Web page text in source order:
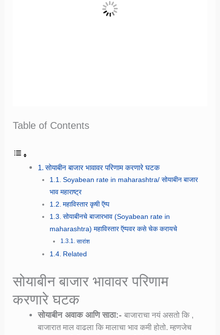
Table of Contents
सोयाबीन बाजार भावावर परिणाम करणारे घटक
Soyabean rate in maharashtra/ सोयाबीन बाजार
भाव महाराष्ट्र
महाविस्तार कृषी ऍप्प
सोयाबीनचे बाजारभाव (Soyabean rate in
maharashtra) महाविस्तार ऍप्पवर कसे चेक करायचे
सारांश
Related
सोयाबीन बाजार भावावर परिणाम
करणारे घटक
सोयाबीन अवाक आणि साठा:- बाजाराचा नयं असतो कि ,
बाजारात माल वाढला कि मालाचा भाव कमी होतो. म्हणजेच